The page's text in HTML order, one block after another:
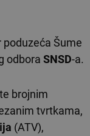
poduzeća Šume
odbora SNSD-a.
brojnim
tvrtkama,
(ATV),